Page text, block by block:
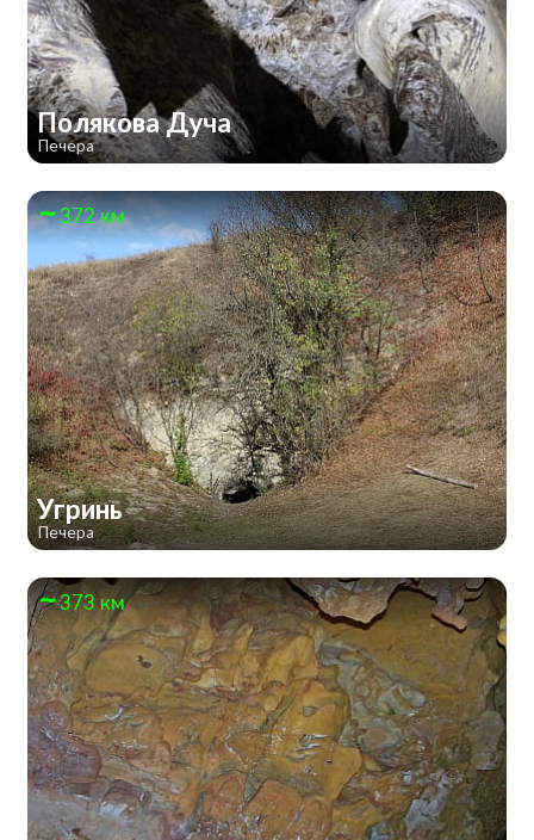
Полякова Дуча
Печера
372 км
Угринь
Печера
373 км